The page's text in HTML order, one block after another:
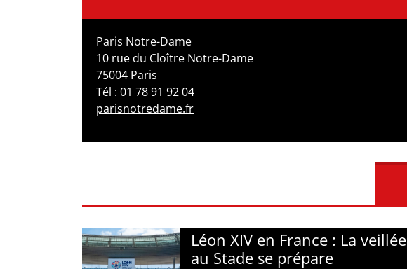
Paris Notre-Dame
10 rue du Cloître Notre-Dame
75004 Paris
Tél : 01 78 91 92 04
parisnotredame.fr
Léon XIV en France : La veillée
au Stade se prépare